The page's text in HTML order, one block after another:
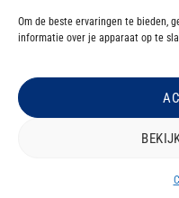
Om de beste ervaringen te bieden,
informatie over je apparaat op te
OVER
Algemene